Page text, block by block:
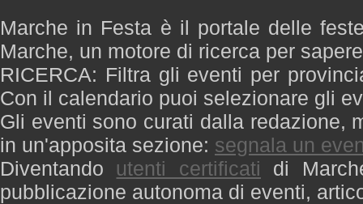
Marche in Festa è il portale delle
Marche, un motore di ricerca per
RICERCA: Filtra gli eventi per
Con il calendario puoi selezionare gli
Gli eventi sono curati dalla redazione,
in un'apposita sezione: segnala un
Diventando utenti certificati di
pubblicazione autonoma di eventi,